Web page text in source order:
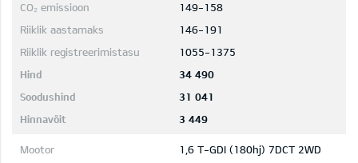
149-158
146-191
1055-1375
34 490
31 041
3 449
1,6 T-GDI (180hj) 7DCT 2WD